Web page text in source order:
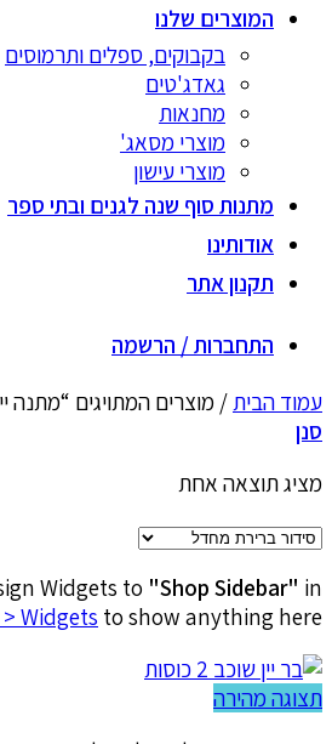
המוצרים שלנו
בקבוקים, ספלים ותרמוסים
גאדג'טים
מחנאות
מוצרי מסאג'
מוצרי עישון
מתנות סוף שנה לגנים ובתי ספר
אודותינו
תקנון אתר
התחברות / הרשמה
עמוד הבית/ מוצרים המתויגים “מתנה
סנן
מציג תוצאה אחת
Widgets to "Shop Sidebar" in
Widgets to show anything here
תצוגה מהירה